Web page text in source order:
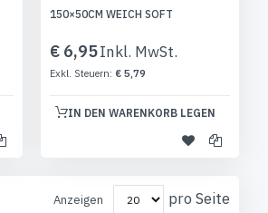
150×50CM WEICH SOFT
€ 6,95
€ 5,79
IN DEN WARENKORB LEGEN
Anzeigen pro Seite